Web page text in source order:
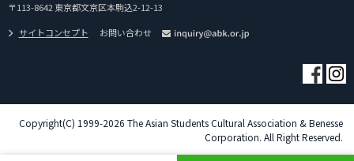
〒113-8642 東京都文京区本駒込2-12-13
サイトコンセプト
お問い合わせ
Copyright(C) 1999-2026 The Asian Students Cultural Association & Benesse
Corporation. All Right Reserved.